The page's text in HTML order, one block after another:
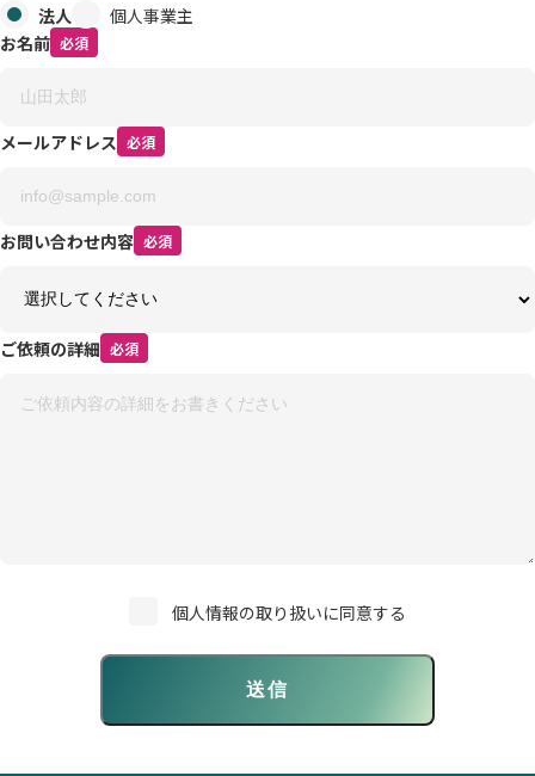
法人
個人事業主
お名前 必須
メールアドレス 必須
お問い合わせ内容 必須
ご依頼の詳細 必須
個人情報の取り扱いに同意する